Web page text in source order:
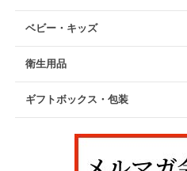
ベビー・キッズ
衛生用品
ギフトボックス・包装